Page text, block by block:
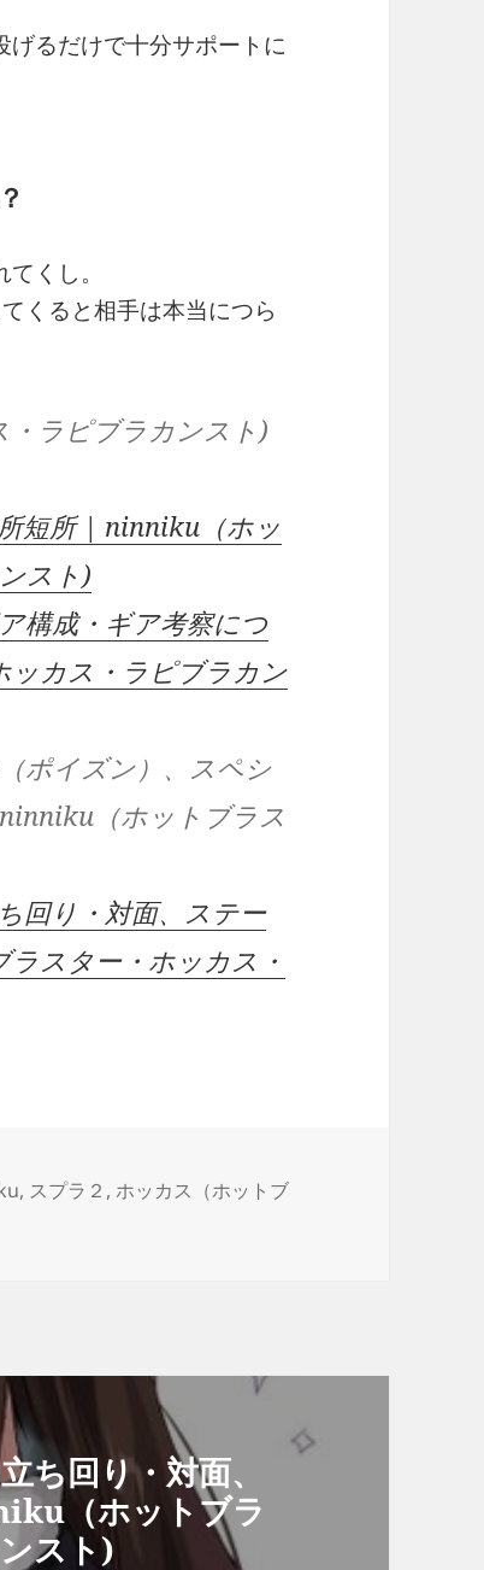
るだけで十分サポートに
くし。
くると相手は本当につら
ラピブラカンスト)
短所 | ninniku（ホッ
スト)
構成・ギア考察につ
カス・ラピブラカン
ポイズン）、スペシ
（ホットブラス
回り・対面、ステー
スター・ホッカス・
, スプラ２ , ホッカス（ホットブ
ち回り・対面、
（ホットブラ
スト)